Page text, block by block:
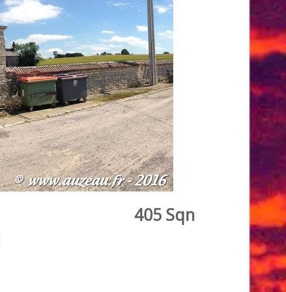
405 Sqn